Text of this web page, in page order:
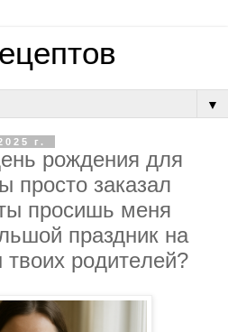
▼
г.
poждeния для
пpocтo зaкaзaл
пpocишь мeня
пpaздник нa
poдитeлeй?